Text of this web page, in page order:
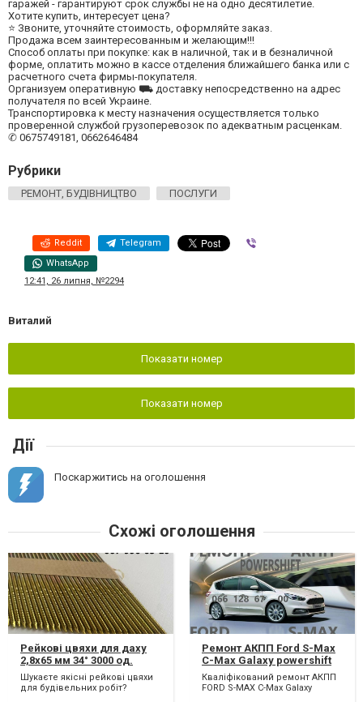
гаражей - гарантируют срок службы не на одно десятилетие.
Хотите купить, интересует цена?
⭐ Звоните, уточняйте стоимость, оформляйте заказ.
Продажа всем заинтересованным и желающим!!!
Способ оплаты при покупке: как в наличной, так и в безналичной
форме, оплатить можно в кассе отделения ближайшего банка или с
расчетного счета фирмы-покупателя.
Организуем оперативную ⛟ доставку непосредственно на адрес
получателя по всей Украине.
Транспортировка к месту назначения осуществляется только
проверенной службой грузоперевозок по адекватным расценкам.
✆ 0675749181, 0662646484
Рубрики
РЕМОНТ, БУДІВНИЦТВО ПОСЛУГИ
Reddit Telegram
WhatsApp
12:41, 26 липня, №2294
Виталий
Показати номер
Показати номер
Дії
Поскаржитись на оголошення
Схожі оголошення
Рейкові цвяхи для даху
2,8х65 мм 34° 3000 од.
Шукаєте якісні рейкові цвяхи
для будівельних робіт?
Ремонт АКПП Ford S-Max
C-Max Galaxy powershift
гарантійний & бюджетний
# BV6R 7000 AD #
Кваліфікований ремонт АКПП
FORD S-MAX C-Max Galaxy